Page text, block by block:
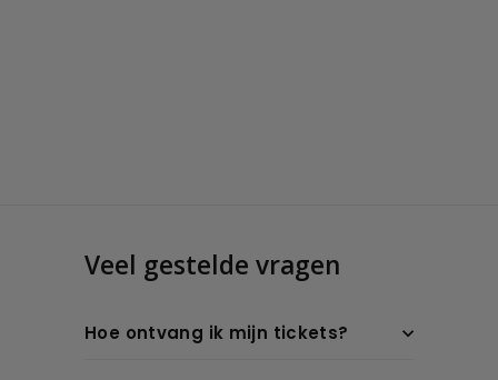
Veel gestelde vragen
Hoe ontvang ik mijn tickets?